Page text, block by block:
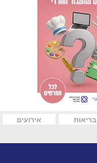
בריאות
אירועים